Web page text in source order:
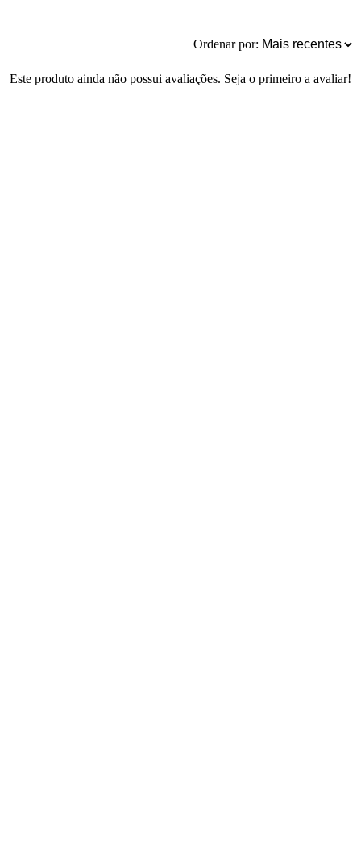
Ordenar por:
Este produto ainda não possui avaliações. Seja o primeiro a avaliar!